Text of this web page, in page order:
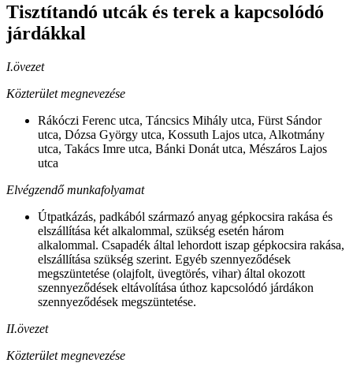
Tisztítandó utcák és terek a kapcsolódó
járdákkal
I.övezet
Közterület megnevezése
Rákóczi Ferenc utca, Táncsics Mihály utca, Fürst Sándor
utca, Dózsa György utca, Kossuth Lajos utca, Alkotmány
utca, Takács Imre utca, Bánki Donát utca, Mészáros Lajos
utca
Elvégzendő munkafolyamat
Útpatkázás, padkából származó anyag gépkocsira rakása és
elszállítása két alkalommal, szükség esetén három
alkalommal. Csapadék által lehordott iszap gépkocsira rakása,
elszállítása szükség szerint. Egyéb szennyeződések
megszüntetése (olajfolt, üvegtörés, vihar) által okozott
szennyeződések eltávolítása úthoz kapcsolódó járdákon
szennyeződések megszüntetése.
II.övezet
Közterület megnevezése